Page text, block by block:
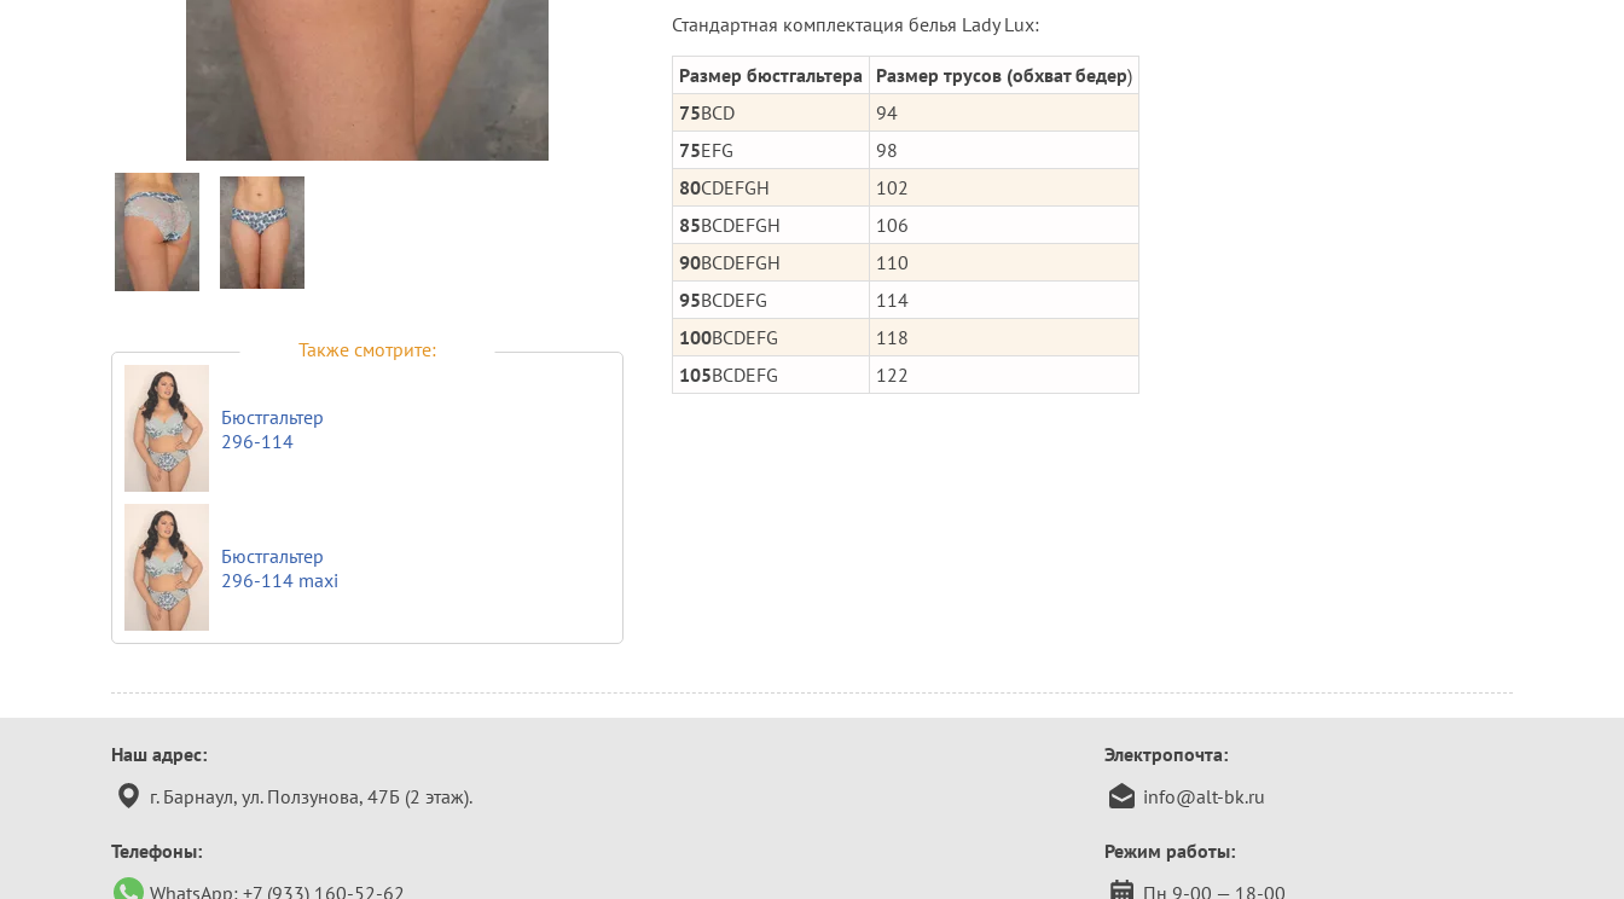
Также смотрите:
Бюстгальтер
296-114
Бюстгальтер
296-114 maxi
Стандартная комплектация белья Lady Lux:
Размер бюстгальтера Размер трусов (обхват бедер)
75BCD
94
75EFG
98
80CDEFGH
102
85BCDEFGH
106
90BCDEFGH
110
95BCDEFG
114
100BCDEFG
118
105BCDEFG 122
Контактная
информация
Наш адрес:
г. Барнаул, ул. Ползунова, 47Б (2 этаж).
Телефоны:
WhatsApp: +7 (933) 160-52-62
Электропочта:
info@alt-bk.ru
Режим работы:
Пн 9-00 — 18-00